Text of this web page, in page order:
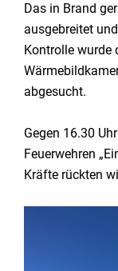
Das in Brand
ausgebreitet
Kontrolle wurde
abgesucht.
Gegen 16.30
Feuerwehren
Kräfte rückten